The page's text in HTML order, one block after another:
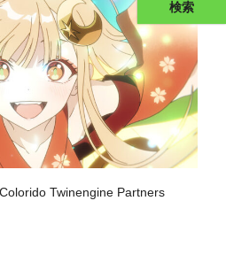
検索
Twinengine Partners